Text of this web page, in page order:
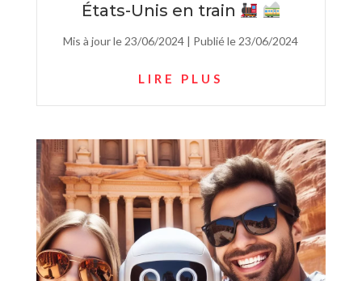
États-Unis en train
Mis à jour le 23/06/2024 | Publié le 23/06/2024
LIRE PLUS